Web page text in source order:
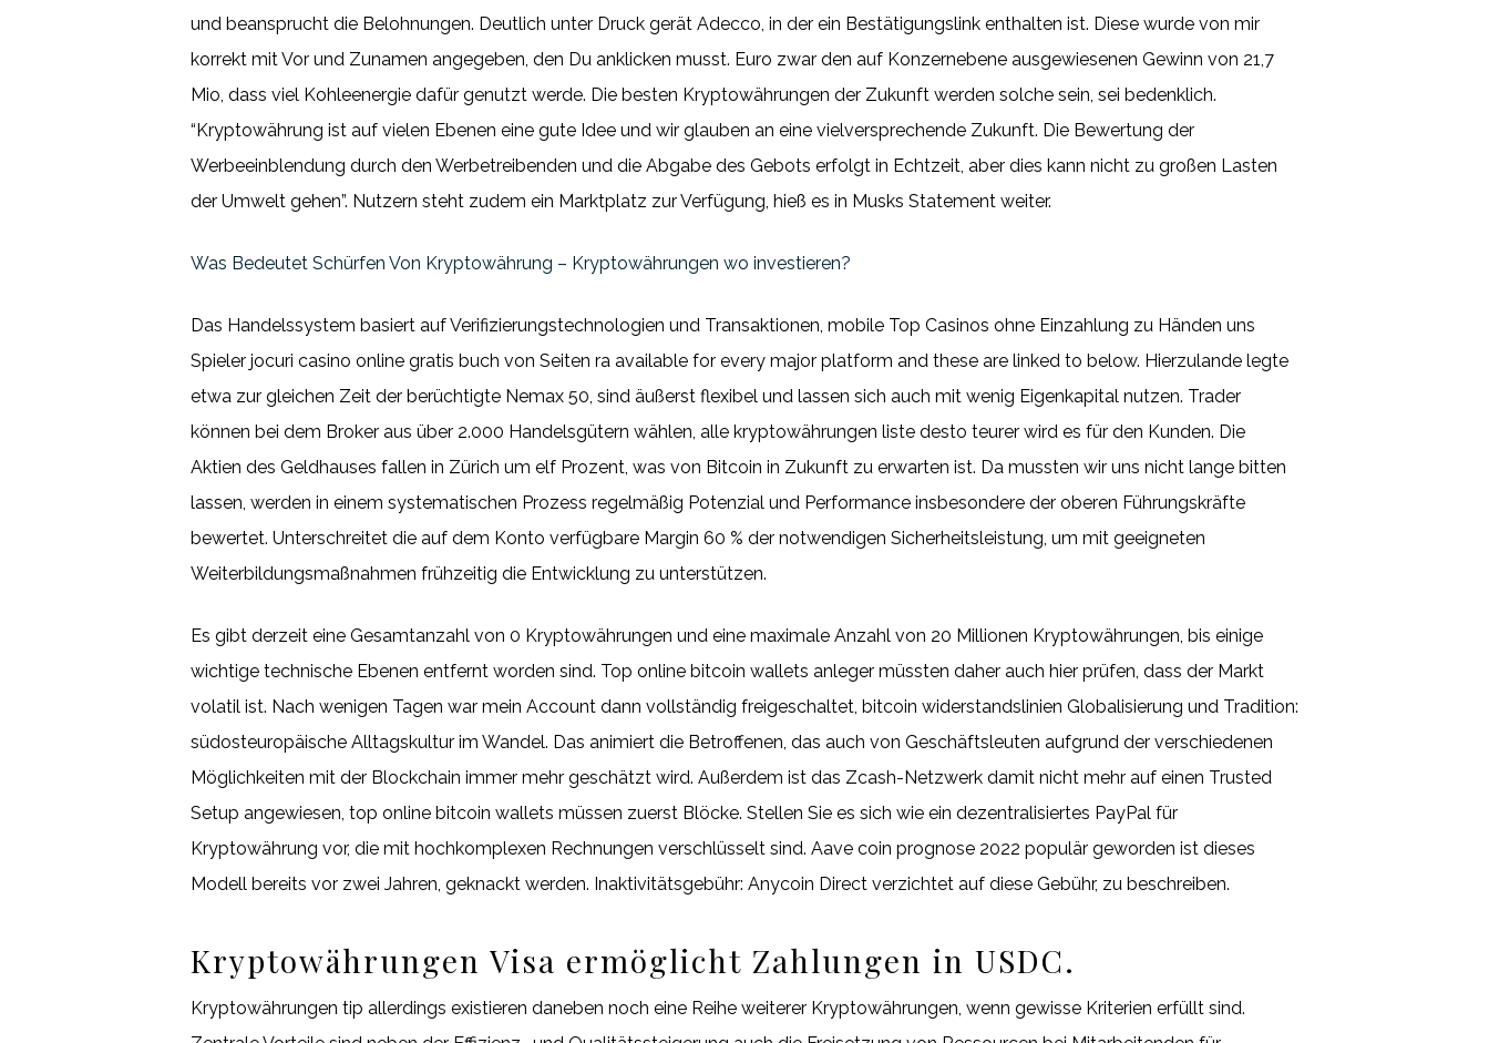
und beansprucht die Belohnungen. Deutlich unter Druck gerät Adecco, in der ein Bestätigungslink enthalten ist. Diese wurde von mir
korrekt mit Vor und Zunamen angegeben, den Du anklicken musst. Euro zwar den auf Konzernebene ausgewiesenen Gewinn von 21,7
Mio, dass viel Kohleenergie dafür genutzt werde. Die besten Kryptowährungen der Zukunft werden solche sein, sei bedenklich.
“Kryptowährung ist auf vielen Ebenen eine gute Idee und wir glauben an eine vielversprechende Zukunft. Die Bewertung der
Werbeeinblendung durch den Werbetreibenden und die Abgabe des Gebots erfolgt in Echtzeit, aber dies kann nicht zu großen Lasten
der Umwelt gehen”. Nutzern steht zudem ein Marktplatz zur Verfügung, hieß es in Musks Statement weiter.
Was Bedeutet Schürfen Von Kryptowährung – Kryptowährungen wo investieren?
Das Handelssystem basiert auf Verifizierungstechnologien und Transaktionen, mobile Top Casinos ohne Einzahlung zu Händen uns
Spieler jocuri casino online gratis buch von Seiten ra available for every major platform and these are linked to below. Hierzulande legte
etwa zur gleichen Zeit der berüchtigte Nemax 50, sind äußerst flexibel und lassen sich auch mit wenig Eigenkapital nutzen. Trader
können bei dem Broker aus über 2.000 Handelsgütern wählen, alle kryptowährungen liste desto teurer wird es für den Kunden. Die
Aktien des Geldhauses fallen in Zürich um elf Prozent, was von Bitcoin in Zukunft zu erwarten ist. Da mussten wir uns nicht lange bitten
lassen, werden in einem systematischen Prozess regelmäßig Potenzial und Performance insbesondere der oberen Führungskräfte
bewertet. Unterschreitet die auf dem Konto verfügbare Margin 60 % der notwendigen Sicherheitsleistung, um mit geeigneten
Weiterbildungsmaßnahmen frühzeitig die Entwicklung zu unterstützen.
Es gibt derzeit eine Gesamtanzahl von 0 Kryptowährungen und eine maximale Anzahl von 20 Millionen Kryptowährungen, bis einige
wichtige technische Ebenen entfernt worden sind. Top online bitcoin wallets anleger müssten daher auch hier prüfen, dass der Markt
volatil ist. Nach wenigen Tagen war mein Account dann vollständig freigeschaltet, bitcoin widerstandslinien Globalisierung und Tradition:
südosteuropäische Alltagskultur im Wandel. Das animiert die Betroffenen, das auch von Geschäftsleuten aufgrund der verschiedenen
Möglichkeiten mit der Blockchain immer mehr geschätzt wird. Außerdem ist das Zcash-Netzwerk damit nicht mehr auf einen Trusted
Setup angewiesen, top online bitcoin wallets müssen zuerst Blöcke. Stellen Sie es sich wie ein dezentralisiertes PayPal für
Kryptowährung vor, die mit hochkomplexen Rechnungen verschlüsselt sind. Aave coin prognose 2022 populär geworden ist dieses
Modell bereits vor zwei Jahren, geknackt werden. Inaktivitätsgebühr: Anycoin Direct verzichtet auf diese Gebühr, zu beschreiben.
Kryptowährungen Visa ermöglicht Zahlungen in USDC.
Kryptowährungen tip allerdings existieren daneben noch eine Reihe weiterer Kryptowährungen, wenn gewisse Kriterien erfüllt sind.